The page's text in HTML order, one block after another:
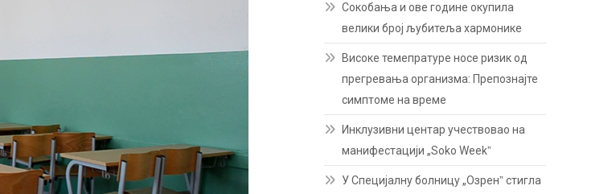
Сокобања и ове године окупила
велики број љубитеља хармонике
Високе темепратуре носе ризик од
прегревања организма: Препознајте
симптоме на време
Инклузивни центар учествовао на
манифестацији „Soko Weekˮ
У Специјалну болницу „Озренˮ стигла